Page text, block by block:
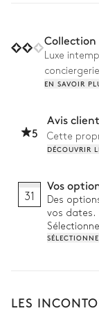
détendez sous la
terrasse, avec
Luxe
EN SAVOIR
5
Avis
Cette
DÉCOUVRIR
31
Vos
Des
vos dates.
LES